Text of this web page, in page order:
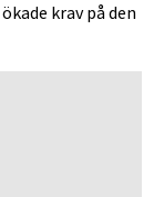
krav på den